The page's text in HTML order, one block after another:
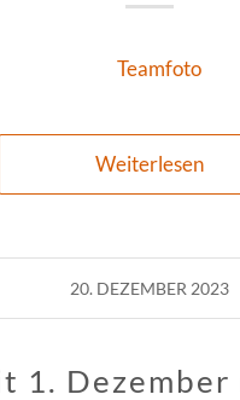
Weiterlesen
20. DEZEMBER 2023
1. Dezember